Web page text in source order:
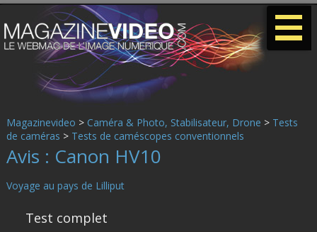
Magazinevideo > Caméra & Photo, Stabilisateur, Drone > Tests
de caméras > Tests de caméscopes conventionnels
Avis : Canon HV10
Voyage au pays de Lilliput
Test complet
-
-
-